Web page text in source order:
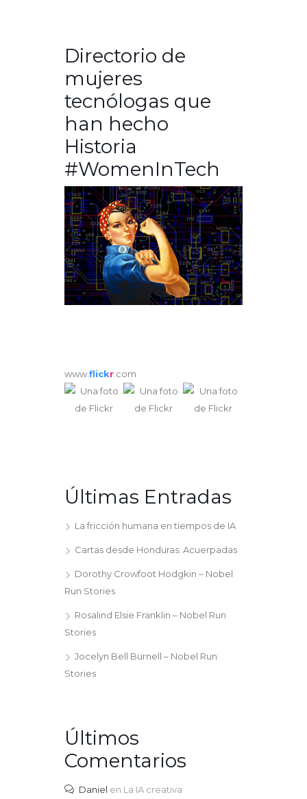
Directorio de
mujeres
tecnólogas que
han hecho
Historia
#WomenInTech
www.flickr.com
Últimas Entradas
La fricción humana en tiempos de IA
Cartas desde Honduras: Acuerpadas
Dorothy Crowfoot Hodgkin – Nobel
Run Stories
Rosalind Elsie Franklin – Nobel Run
Stories
Jocelyn Bell Burnell – Nobel Run
Stories
Últimos
Comentarios
Daniel en La IA creativa